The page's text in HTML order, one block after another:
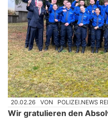
20.02.26 VON POLIZEI.NEWS
Wir gratulieren den